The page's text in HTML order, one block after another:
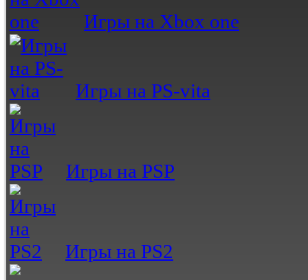
Игры на Xbox one
Игры на PS-vita
Игры на PSP
Игры на PS2